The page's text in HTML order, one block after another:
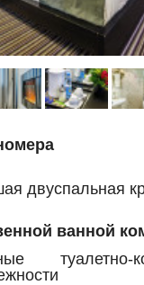
двуспальная
ванной
туалетно-